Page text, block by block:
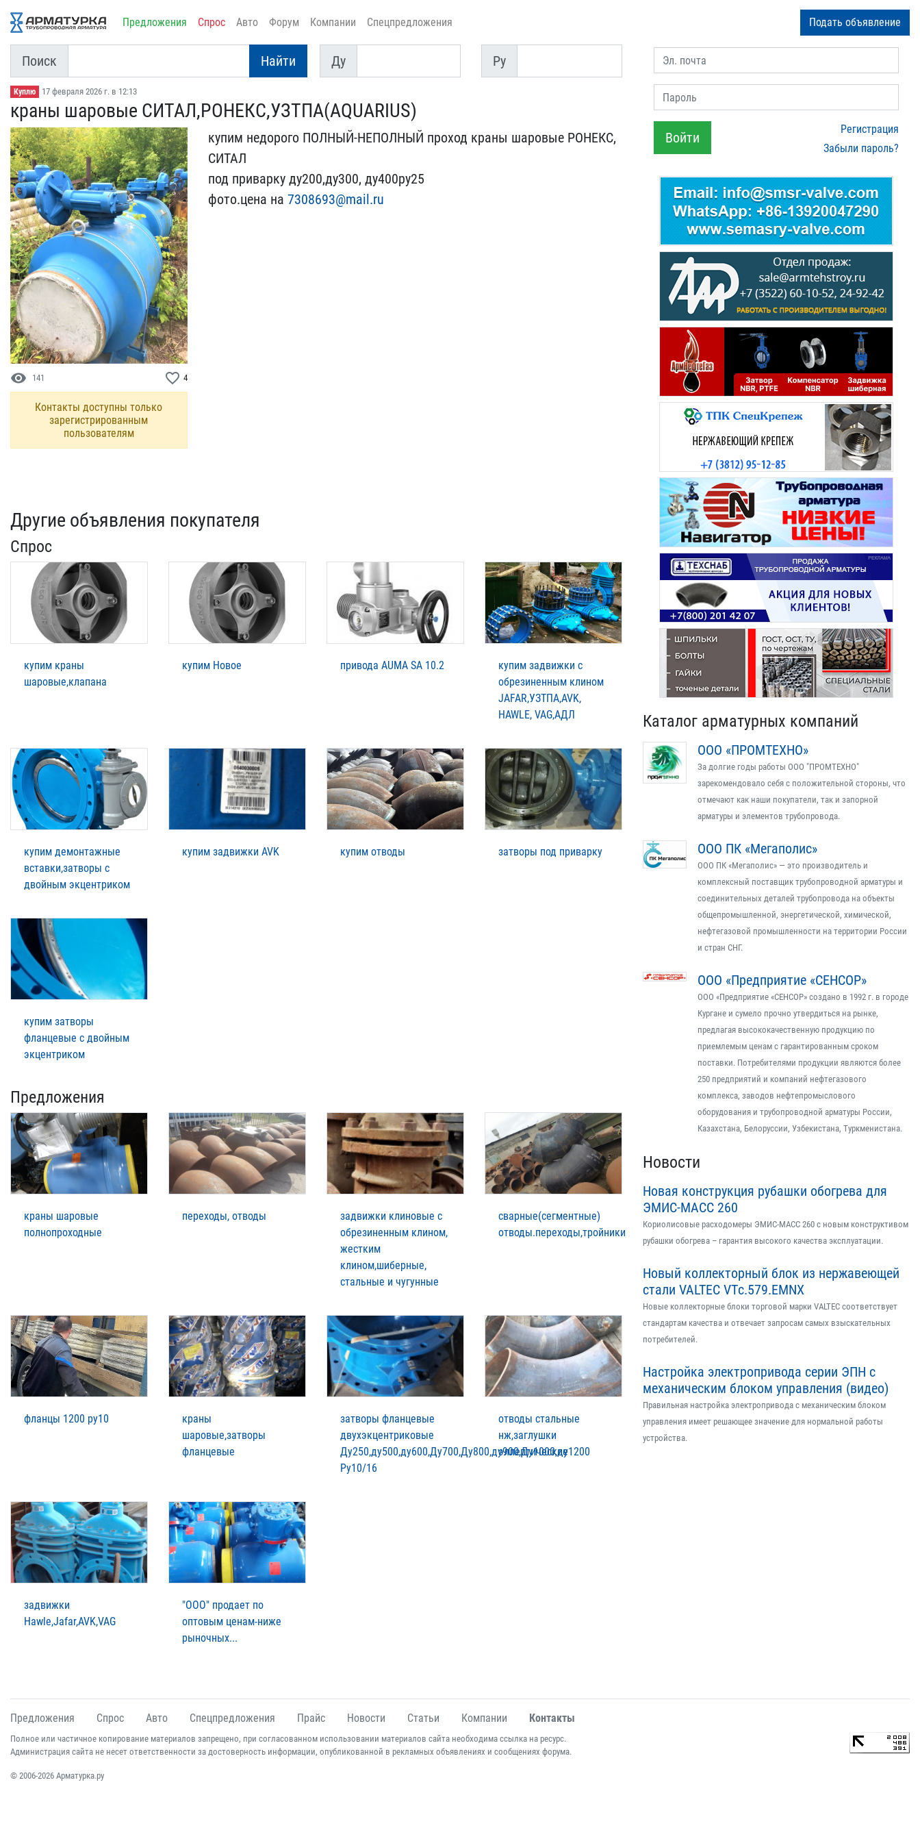
Предложения Спрос Авто Форум Компании Спецпредложения Подать объявление
Поиск Найти
Ду
Ду
Py
Py
Куплю 17 февраля 2026 г. в 12:13
краны шаровые СИТАЛ,РОН​ЕКС,УЗТПА(AQUARIUS)
visibility 141 favorite_border 4
Контакты доступны только
зарегистрированным
пользователям
купим недорого ПОЛНЫЙ-НЕ​ПОЛНЫЙ проход краны ша​ровые РОНЕКС,
СИТАЛ
п​од приварку ду200,ду300,​ ду400ру25
фото.цена н​а 7308693@mail.ru
Другие объявления покупателя
Спрос
купим краны
шаровые,клапана
купим Новое привода AUMA SA 10.2
купим задвижки с
обрезиненным клином
JAFAR,УЗТПА,AVK,
НAWLE, VAG,АДЛ
купим демонтажные
вставки,затворы с
двойным экцентриком
купим задвижки AVK купим отводы затворы под приварку
купим затворы
фланцевые с двойным
экцентриком
Предложения
краны шаровые
полнопроходные
переходы, отводы
задвижки клиновые с
обрезиненным клином,
жестким
клином,шиберные,
стальные и чугунные
сварные(сегментные)
отводы.переходы,тройники
фланцы 1200 ру10
краны
шаровые,затворы
фланцевые
затворы фланцевые
двухэкцентриковые
Ду250,ду500,ду600,Ду700,Ду800,ду900,Ду1000,ду1200
Ру10/16
отводы стальные
нж,заглушки
эллептические
задвижки
Нawle,Jafar,AVK,VAG
"ООО" продает по
оптовым ценам-ниже
рыночных...
Эл. почта
Пароль
Войти
Регистрация
Забыли пароль?
Каталог арматурных компаний
ООО «ПРОМТЕХНО»
За долгие годы работы ООО "ПРОМТЕХНО"
зарекомендовало себя с положительной стороны, что
отмечают как наши покупатели, так и запорной
арматуры и элементов трубопровода.
ООО ПК «Мегаполис»
ООО ПК «Мегаполис» — это производитель и
комплексный поставщик трубопроводной арматуры и
соединительных деталей трубопровода на объекты
общепромышленной, энергетической, химической,
нефтегазовой промышленности на территории России
и стран СНГ.
ООО «Предприятие «СЕНСОР»
ООО «Предприятие «СЕНСОР» создано в 1992 г. в городе
Кургане и сумело прочно утвердиться на рынке,
предлагая высококачественную продукцию по
приемлемым ценам с гарантированным сроком
поставки. Потребителями продукции являются более
250 предприятий и компаний нефтегазового
комплекса, заводов нефтепромыслового
оборудования и трубопроводной арматуры России,
Казахстана, Белоруссии, Узбекистана, Туркменистана.
Новости
Новая конструкция рубашки обогрева для
ЭМИС-МАСС 260
Кориолисовые расходомеры ЭМИС-МАСС 260 с новым конструктивом
рубашки обогрева – гарантия высокого качества эксплуатации.
Новый коллекторный блок из нержавеющей
стали VALTEC VTс.579.EMNX
Новые коллекторные блоки торговой марки VALTEC соответствует
стандартам качества и отвечает запросам самых взыскательных
потребителей.
Настройка электропривода серии ЭПН с
механическим блоком управления (видео)
Правильная настройка электропривода с механическим блоком
управления имеет решающее значение для нормальной работы
устройства.
Предложения Спрос Авто Спецпредложения Прайс Новости Статьи Компании Контакты
Полное или частичное копирование материалов запрещено, при согласованном использовании материалов сайта необходима ссылка на ресурс.
Администрация сайта не несет ответственности за достоверность информации, опубликованной в рекламных объявлениях и сообщениях форума.
© 2006-2026 Арматурка.ру